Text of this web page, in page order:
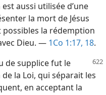
aussi utilisée d’une
la mort de Jésus
la rédemption
Dieu. — 1Co 1:17, 18.
de supplice fut le
la Loi, qui séparait les
en acceptant la